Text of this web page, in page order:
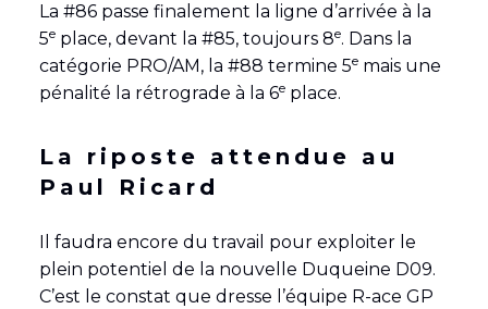
La #86 passe finalement la ligne d’arrivée à la
5eplace, devant la #85, toujours 8e. Dans la
catégorie PRO/AM, la #88 termine 5emais une
pénalité la rétrograde à la 6eplace.
La riposte attendue au
Paul Ricard
Il faudra encore du travail pour exploiter le
plein potentiel de la nouvelle Duqueine D09.
C’est le constat que dresse l’équipe R-ace GP